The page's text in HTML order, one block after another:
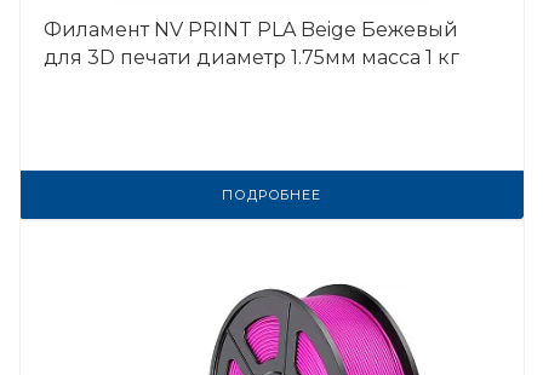
Филамент NV PRINT PLA Beige Бежевый
для 3D печати диаметр 1.75мм масса 1 кг
ПОДРОБНЕЕ